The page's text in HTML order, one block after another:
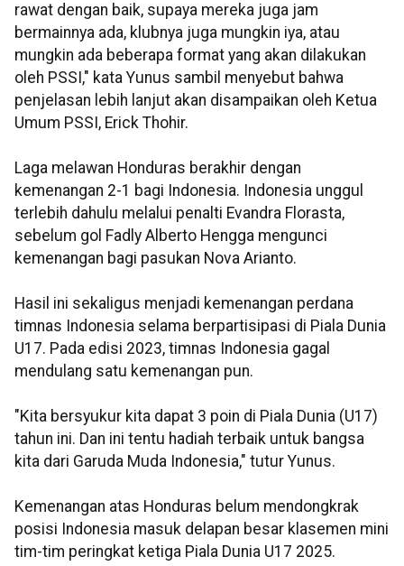
rawat dengan baik, supaya mereka juga jam
bermainnya ada, klubnya juga mungkin iya, atau
mungkin ada beberapa format yang akan dilakukan
oleh PSSI," kata Yunus sambil menyebut bahwa
penjelasan lebih lanjut akan disampaikan oleh Ketua
Umum PSSI, Erick Thohir.
Laga melawan Honduras berakhir dengan
kemenangan 2-1 bagi Indonesia. Indonesia unggul
terlebih dahulu melalui penalti Evandra Florasta,
sebelum gol Fadly Alberto Hengga mengunci
kemenangan bagi pasukan Nova Arianto.
Hasil ini sekaligus menjadi kemenangan perdana
timnas Indonesia selama berpartisipasi di Piala Dunia
U17. Pada edisi 2023, timnas Indonesia gagal
mendulang satu kemenangan pun.
"Kita bersyukur kita dapat 3 poin di Piala Dunia (U17)
tahun ini. Dan ini tentu hadiah terbaik untuk bangsa
kita dari Garuda Muda Indonesia," tutur Yunus.
Kemenangan atas Honduras belum mendongkrak
posisi Indonesia masuk delapan besar klasemen mini
tim-tim peringkat ketiga Piala Dunia U17 2025.